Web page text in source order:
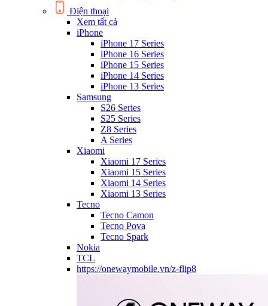
Điện thoại
Xem tất cả
iPhone
iPhone 17 Series
iPhone 16 Series
iPhone 15 Series
iPhone 14 Series
iPhone 13 Series
Samsung
S26 Series
S25 Series
Z8 Series
A Series
Xiaomi
Xiaomi 17 Series
Xiaomi 15 Series
Xiaomi 14 Series
Xiaomi 13 Series
Tecno
Tecno Camon
Tecno Pova
Tecno Spark
Nokia
TCL
https://onewaymobile.vn/z-flip8